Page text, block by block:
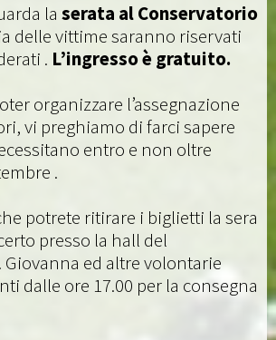
la serata al Conservatorio
delle vittime saranno riservati
. L’ingresso è gratuito.
organizzare l’assegnazione
vi preghiamo di farci sapere
entro e non oltre
.
potrete ritirare i biglietti la sera
presso la hall del
ed altre volontarie
dalle ore 17.00 per la consegna